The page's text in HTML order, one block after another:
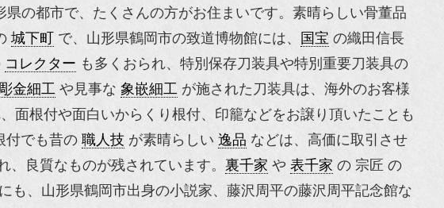
の都市で、たくさんの方がお住まいです。素晴らしい骨董品
城下町 で、山形県鶴岡市の致道博物館には、 国宝 の織田信長
コレクター も多くおられ、特別保存刀装具や特別重要刀装具の
金細工 や見事な 象嵌細工 が施された刀装具は、海外のお客様
面根付や面白いからくり根付、印籠などをお譲り頂いたことも
付でも昔の 職人技 が素晴らしい 逸品 などは、高価に取引させ
、良質なものが残されています。 裏千家 や 表千家 の 宗匠 の
も、山形県鶴岡市出身の小説家、藤沢周平の藤沢周平記念館な